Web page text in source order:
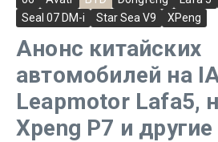
Seal 07 DM-i
Star Sea V9 XPeng
Анонс китайских
автомобилей на
Leapmotor Lafa5,
Xpeng P7 и